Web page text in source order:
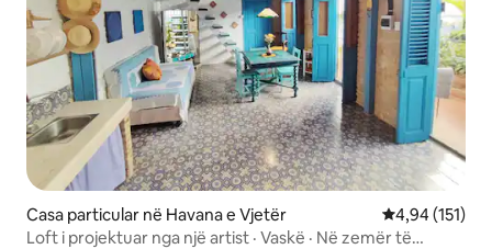
Casa particular në Havana e Vjetër Vlerësimi
4,94 (151)
Loft i projektuar nga një artist · Vaskë · Në zemër të